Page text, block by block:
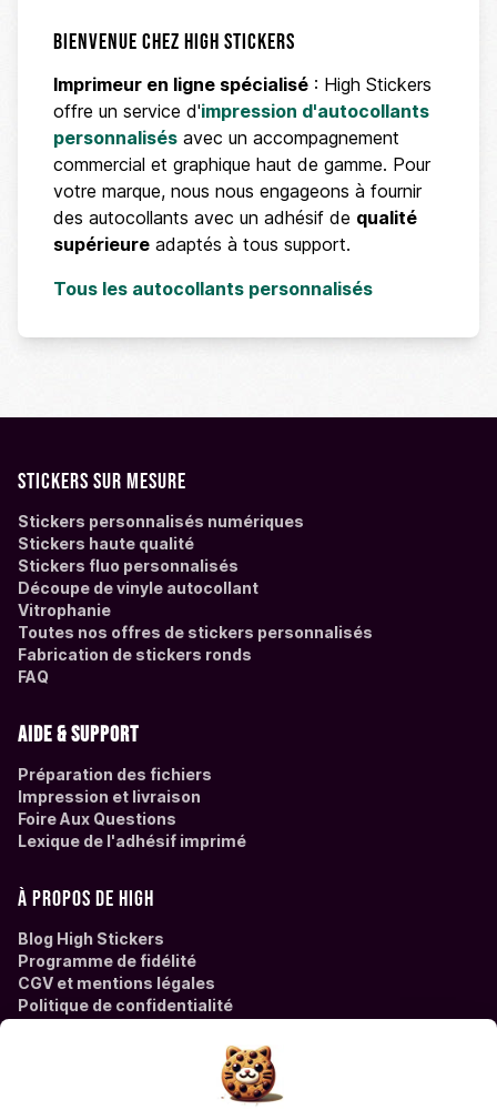
Bienvenue chez High Stickers
Imprimeur en ligne spécialisé : High Stickers
offre un service d'impression d'autocollants
personnalisés avec un accompagnement
commercial et graphique haut de gamme. Pour
votre marque, nous nous engageons à fournir
des autocollants avec un adhésif de qualité
supérieure adaptés à tous support.
Tous les autocollants personnalisés
Stickers sur mesure
Stickers personnalisés numériques
Stickers haute qualité
Stickers fluo personnalisés
Découpe de vinyle autocollant
Vitrophanie
Toutes nos offres de stickers personnalisés
Fabrication de stickers ronds
FAQ
Aide & support
Préparation des fichiers
Impression et livraison
Foire Aux Questions
Lexique de l'adhésif imprimé
À propos de High
Blog High Stickers
Programme de fidélité
CGV et mentions légales
Politique de confidentialité